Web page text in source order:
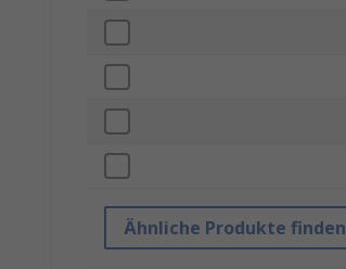
Ähnliche Produkte finden